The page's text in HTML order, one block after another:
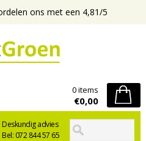
ons met een 4,81/5
Deskundig advies
Bel: 072 844 57 65
0 items
€0,00